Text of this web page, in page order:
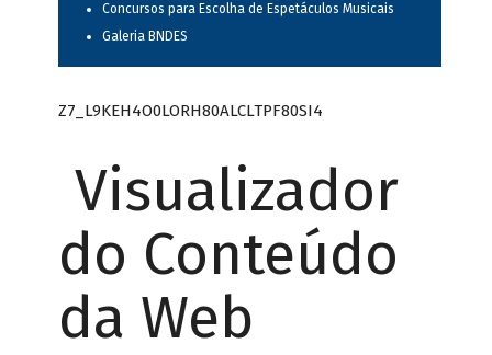
Concursos para Escolha de Espetáculos Musicais
Galeria BNDES
Z7_L9KEH4O0LORH80ALCLTPF80SI4
Visualizador
do Conteúdo
da Web